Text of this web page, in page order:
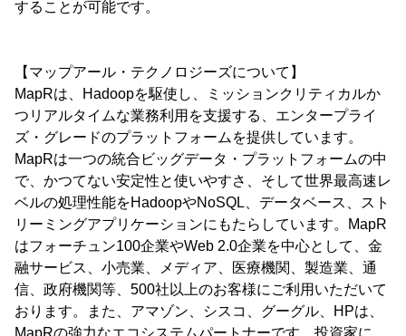
することが可能です。
【マップアール・テクノロジーズについて】
MapRは、Hadoopを駆使し、ミッションクリティカルか
つリアルタイムな業務利用を支援する、エンタープライ
ズ・グレードのプラットフォームを提供しています。
MapRは一つの統合ビッグデータ・プラットフォームの中
で、かつてない安定性と使いやすさ、そして世界最高速レ
ベルの処理性能をHadoopやNoSQL、データベース、スト
リーミングアプリケーションにもたらしています。MapR
はフォーチュン100企業やWeb 2.0企業を中心として、金
融サービス、小売業、メディア、医療機関、製造業、通
信、政府機関等、500社以上のお客様にご利用いただいて
おります。また、アマゾン、シスコ、グーグル、HPは、
MapRの強力なエコシステムパートナーです。投資家に